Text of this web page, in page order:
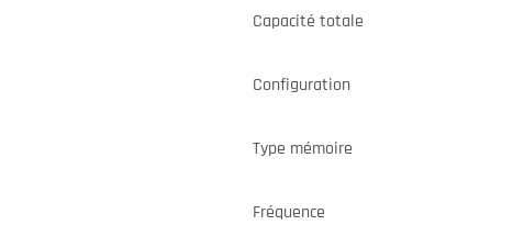
Capacité totale
Configuration
Type mémoire
Fréquence